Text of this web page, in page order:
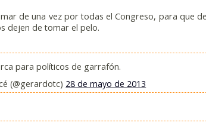
de una vez por todas el Congreso, para que
dejen de tomar el pelo.
para políticos de garrafón.
(@gerardotc) 28 de mayo de 2013